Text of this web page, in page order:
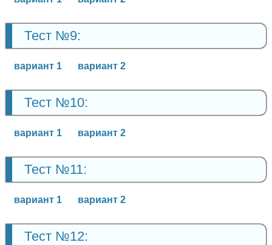
Тест №9:
вариант 1 вариант 2
Тест №10:
вариант 1 вариант 2
Тест №11:
вариант 1 вариант 2
Тест №12: